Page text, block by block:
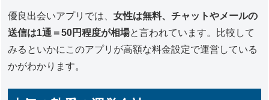
優良出会いアプリでは、女性は無料、チャットやメールの
送信は1通＝50円程度が相場と言われています。比較して
みるといかにこのアプリが高額な料金設定で運営している
かがわかります。